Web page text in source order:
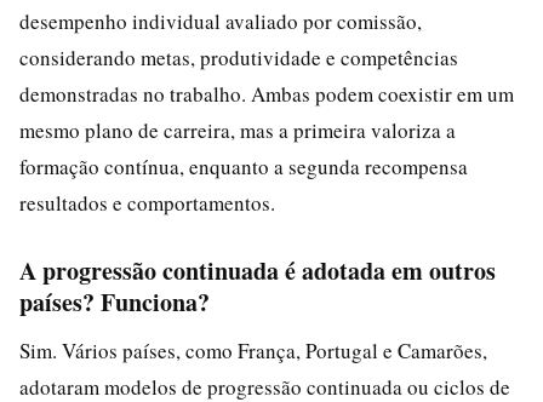
desempenho individual avaliado por comissão,
considerando metas, produtividade e competências
demonstradas no trabalho. Ambas podem coexistir em um
mesmo plano de carreira, mas a primeira valoriza a
formação contínua, enquanto a segunda recompensa
resultados e comportamentos.
A progressão continuada é adotada em outros
países? Funciona?
Sim. Vários países, como França, Portugal e Camarões,
adotaram modelos de progressão continuada ou ciclos de